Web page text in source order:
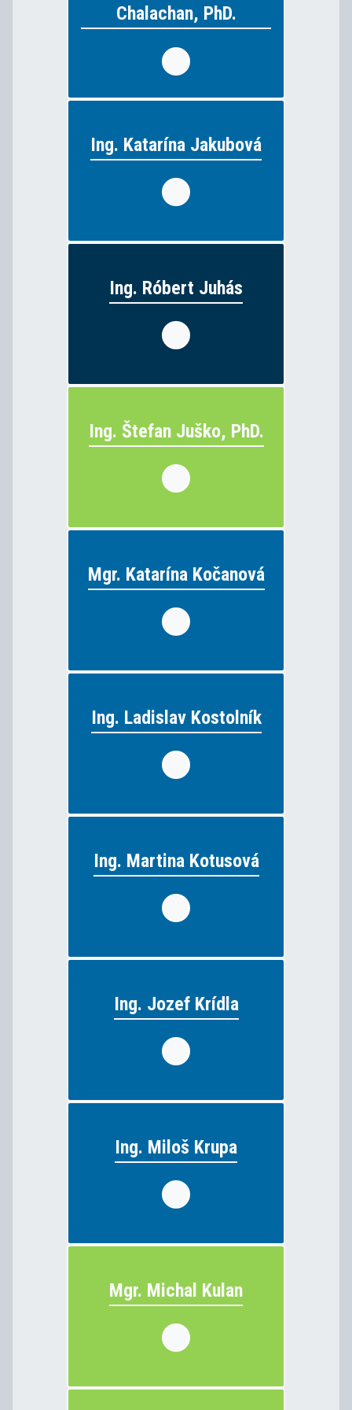
Chalachan, PhD.
Chalachan, PhD.
vyučuje:
náboženstvo
Ing. Katarína Jakubová
Ing. Katarína Jakubová
ekonomické predmety, anglický
Ing. Róbert Juhás
Ing. Róbert Juhás
funkcia: riaditeľ školy
elektrotechnické predmety
Ing. Štefan Juško, PhD.
Ing. Štefan Juško, PhD.
elektrotechnika
Mgr. Katarína Kočanová
Mgr. Katarína Kočanová
náboženská výchova
Ing. Ladislav Kostolník
Ing. Ladislav Kostolník
strojárske predmety
Ing. Martina Kotusová
Ing. Martina Kotusová
grafik digitálnych médií,
strojárske predmety
Ing. Jozef Krídla
Ing. Jozef Krídla
elektrotechnické predmety
Ing. Miloš Krupa
Ing. Miloš Krupa
elektrotechnika
Mgr. Michal Kulan
Mgr. Michal Kulan
vyučuje:
odborný výcvik